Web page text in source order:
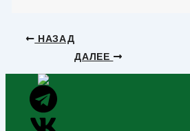
НАЗАД
ДАЛЕЕ